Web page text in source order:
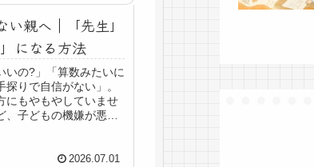
親へ｜「先生」
になる方法
いの?」「算数みたいに
りで自信がない」。
にもやもやしていませ
、子どもの機嫌が悪く
2026.07.01